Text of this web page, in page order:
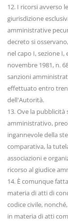
12. I ricorsi avverso
giurisdizione
amministrative
decreto si
nel capo I, sezione I,
novembre 1981, n.
sanzioni
effettuato entro
dell'Autorità.
13. Ove la
amministrativo,
ingannevole della
comparativa, la
associazioni e
ricorso al giudice
14. È comunque
materia di atti di
codice civile,
in materia di atti